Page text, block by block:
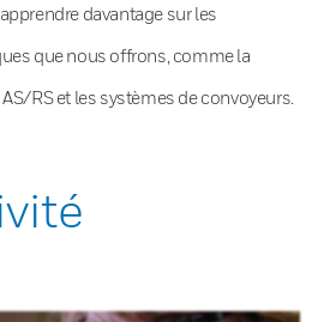
davantage sur les
que nous offrons, comme la
RS et les systèmes de convoyeurs.